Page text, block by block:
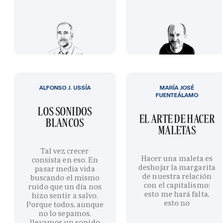
LOS SONIDOS
BLANCOS
Tal vez crecer
consista en eso. En
pasar media vida
buscando el mismo
ruido que un día nos
hizo sentir a salvo.
Porque todos, aunque
no lo sepamos,
ALFONSO J. USSÍA
EL ARTE DE HACER
MALETAS
Hacer una maleta es
deshojar la margarita
de nuestra relación
con el capitalismo:
esto me hará falta,
esto no
MARÍA JOSÉ
FUENTEÁLAMO